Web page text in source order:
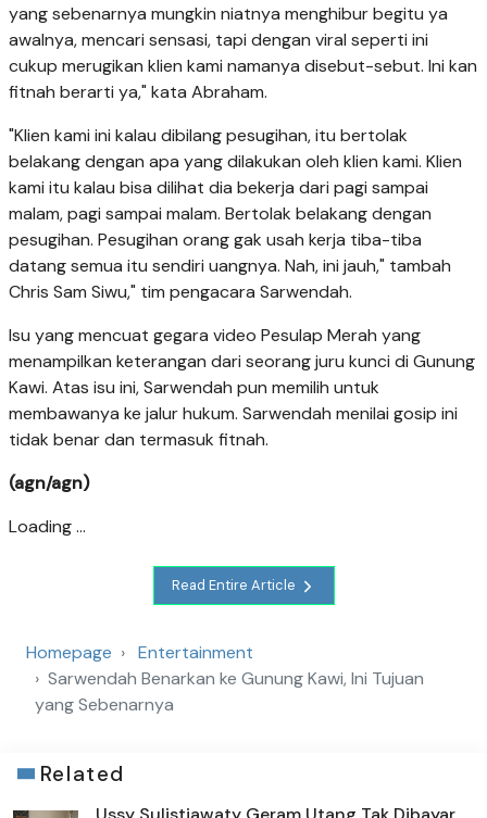
yang sebenarnya mungkin niatnya menghibur begitu ya
awalnya, mencari sensasi, tapi dengan viral seperti ini
cukup merugikan klien kami namanya disebut-sebut. Ini kan
fitnah berarti ya," kata Abraham.
"Klien kami ini kalau dibilang pesugihan, itu bertolak
belakang dengan apa yang dilakukan oleh klien kami. Klien
kami itu kalau bisa dilihat dia bekerja dari pagi sampai
malam, pagi sampai malam. Bertolak belakang dengan
pesugihan. Pesugihan orang gak usah kerja tiba-tiba
datang semua itu sendiri uangnya. Nah, ini jauh," tambah
Chris Sam Siwu," tim pengacara Sarwendah.
Isu yang mencuat gegara video Pesulap Merah yang
menampilkan keterangan dari seorang juru kunci di Gunung
Kawi. Atas isu ini, Sarwendah pun memilih untuk
membawanya ke jalur hukum. Sarwendah menilai gosip ini
tidak benar dan termasuk fitnah.
(agn/agn)
Loading ...
Read Entire Article
Homepage
Entertainment
Sarwendah Benarkan ke Gunung Kawi, Ini Tujuan
yang Sebenarnya
Related